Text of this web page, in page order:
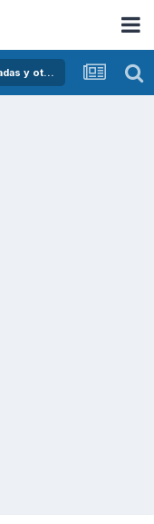
Concentraciones Nacionales, Quedadas, rodadas y otras crónicas del asfalto